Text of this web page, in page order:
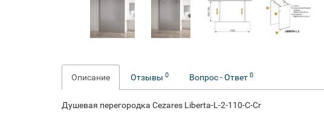
Описание Отзывы 0 Вопрос - Ответ 0
Душевая перегородка Cezares Liberta-L-2-110-C-Cr